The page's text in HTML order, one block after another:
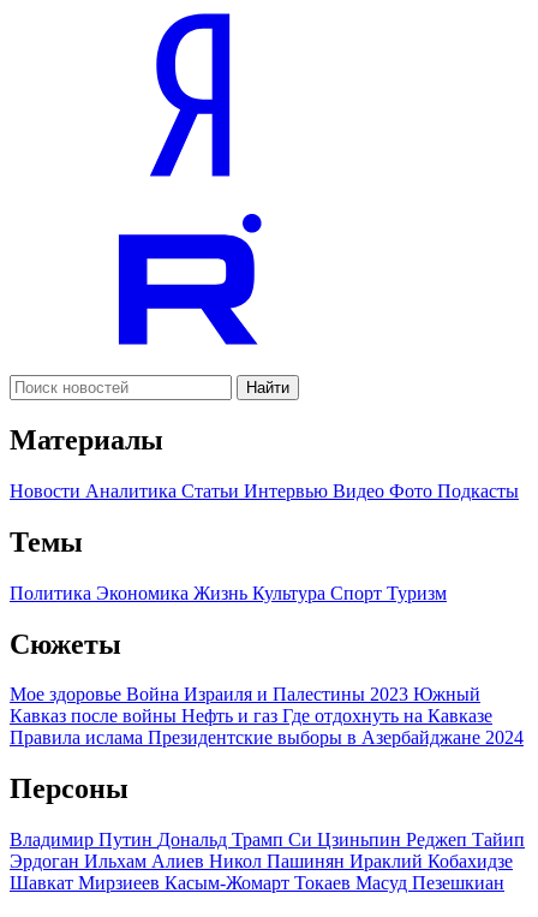
Найти
Материалы
Новости Аналитика Статьи Интервью Видео Фото Подкасты
Темы
Политика Экономика Жизнь Культура Спорт Туризм
Сюжеты
Мое здоровье Война Израиля и Палестины 2023 Южный
Кавказ после войны Нефть и газ Где отдохнуть на Кавказе
Правила ислама Президентские выборы в Азербайджане 2024
Персоны
Владимир Путин Дональд Трамп Си Цзиньпин Реджеп Тайип
Эрдоган Ильхам Алиев Никол Пашинян Ираклий Кобахидзе
Шавкат Мирзиеев Касым-Жомарт Токаев Масуд Пезешкиан